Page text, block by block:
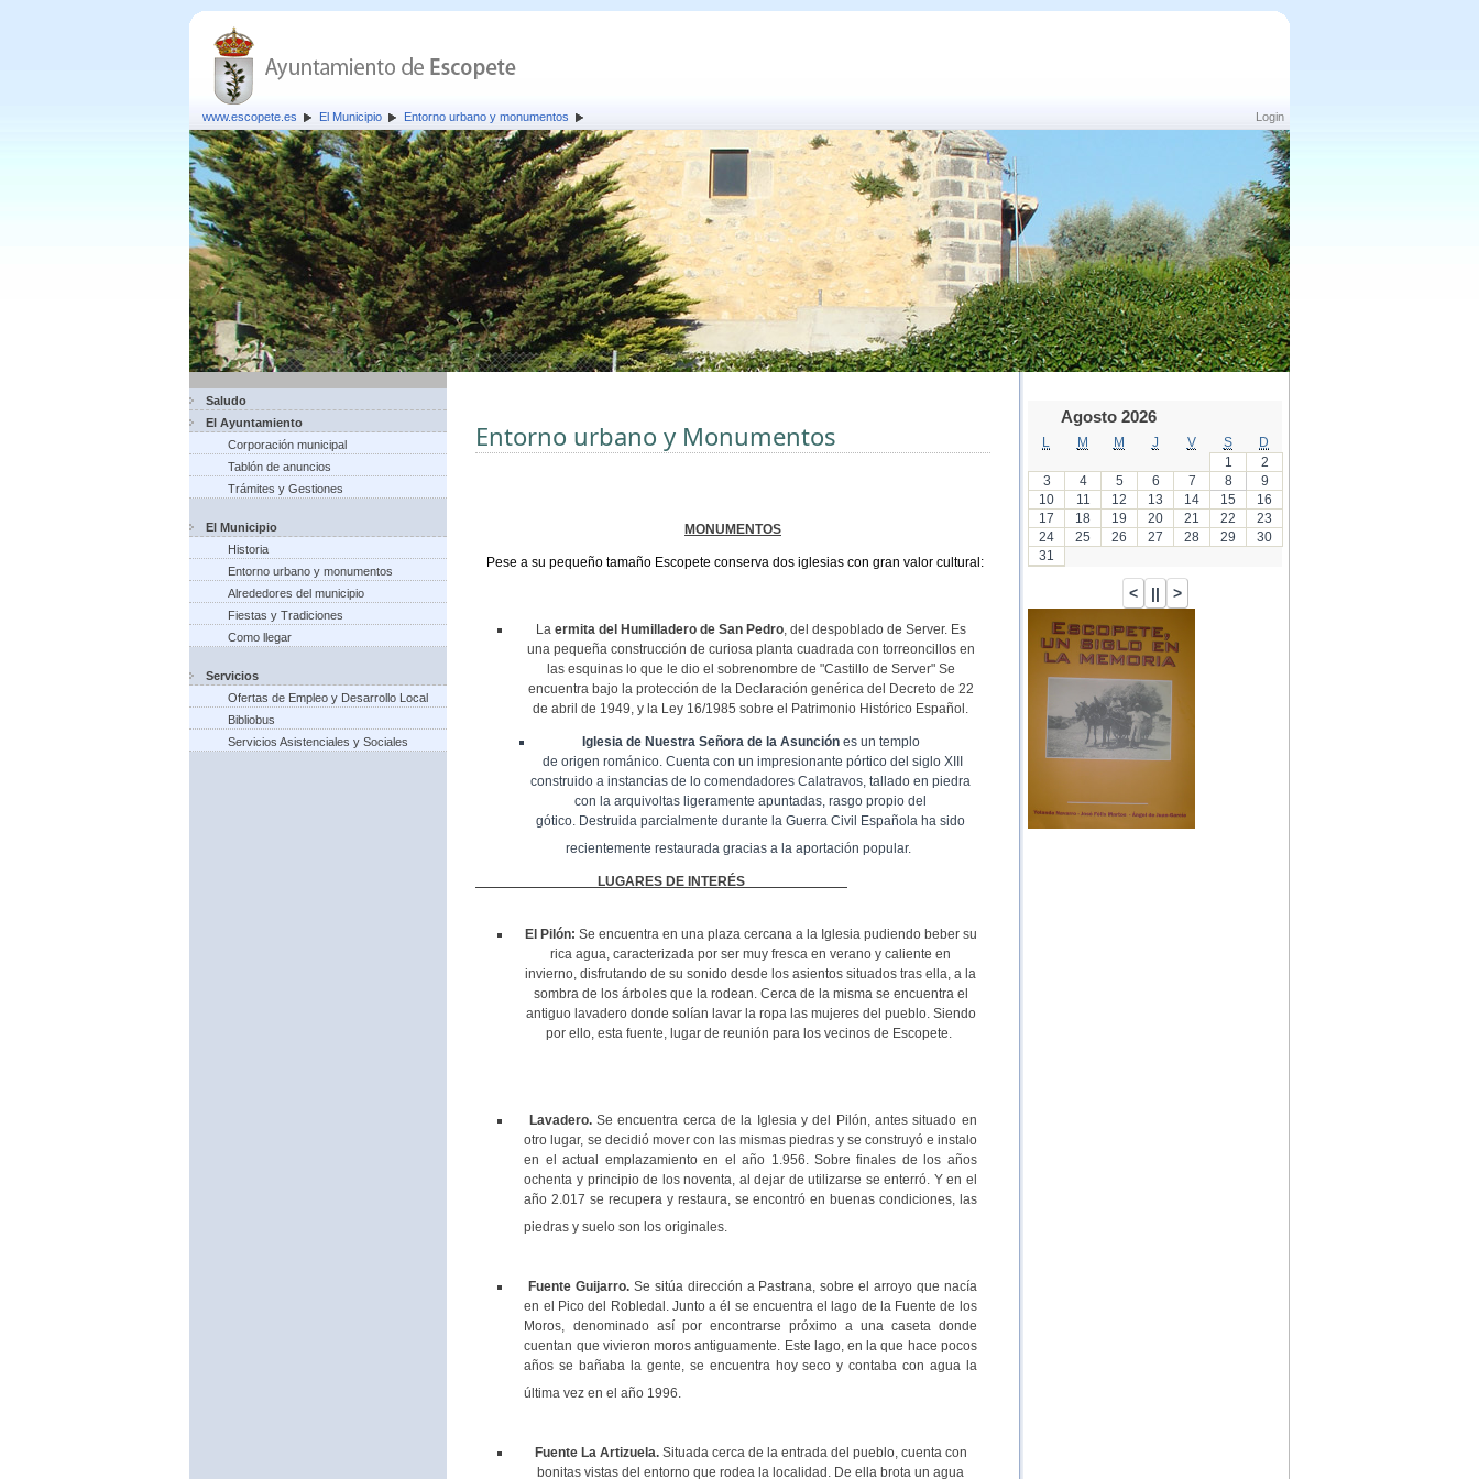
Login
www.escopete.es El Municipio Entorno urbano y monumentos
Saludo
El Ayuntamiento
Corporación municipal
Tablón de anuncios
Trámites y Gestiones
El Municipio
Historia
Entorno urbano y monumentos
Alrededores del municipio
Fiestas y Tradiciones
Como llegar
Servicios
Ofertas de Empleo y Desarrollo Local
Bibliobus
Servicios Asistenciales y Sociales
Entorno urbano y Monumentos
MONUMENTOS
Pese a su pequeño tamaño Escopete conserva dos iglesias con gran valor cultural:
La ermita del Humilladero de San Pedro, del despoblado de Server. Es
una pequeña construcción de curiosa planta cuadrada con torreoncillos en
las esquinas lo que le dio el sobrenombre de "Castillo de Server" Se
encuentra bajo la protección de la Declaración genérica del Decreto de 22
de abril de 1949, y la Ley 16/1985 sobre el Patrimonio Histórico Español.
Iglesia de Nuestra Señora de la Asunción es un templo
de origen románico. Cuenta con un impresionante pórtico del siglo XIII
construido a instancias de lo comendadores Calatravos, tallado en piedra
con la arquivoltas ligeramente apuntadas, rasgo propio del
gótico. Destruida parcialmente durante la Guerra Civil Española ha sido
recientemente restaurada gracias a la aportación popular.
LUGARES DE INTERÉS
El Pilón: Se encuentra en una plaza cercana a la Iglesia pudiendo beber su
rica agua, caracterizada por ser muy fresca en verano y caliente en
invierno, disfrutando de su sonido desde los asientos situados tras ella, a la
sombra de los árboles que la rodean. Cerca de la misma se encuentra el
antiguo lavadero donde solían lavar la ropa las mujeres del pueblo. Siendo
por ello, esta fuente, lugar de reunión para los vecinos de Escopete.
Lavadero.Se encuentra cerca de la Iglesia y del Pilón, antes situado en
otro lugar, se decidió mover con las mismas piedras y se construyó e instalo
en el actual emplazamiento en el año 1.956. Sobre finales de los años
ochenta y principio de los noventa, al dejar de utilizarse se enterró. Y en el
año 2.017 se recupera y restaura, se encontró en buenas condiciones, las
piedras y suelo son los originales.
Fuente Guijarro. Se sitúa dirección a Pastrana, sobre el arroyo que nacía
en el Pico del Robledal. Junto a él se encuentra el lago de la Fuente de los
Moros, denominado así por encontrarse próximo a una caseta donde
cuentan que vivieron moros antiguamente. Este lago, en la que hace pocos
años se bañaba la gente, se encuentra hoy seco y contaba con agua la
última vez en el año 1996.
Fuente La Artizuela.Situada cerca de la entrada del pueblo, cuenta con
bonitas vistas del entorno que rodea la localidad. De ella brota un agua
Agosto 2026
M M J V S
D
1
2
3
4 5 6 7 8
9
10
11 12 13 14 15
16
17
18 19 20 21 22
23
24
25 26 27 28 29
30
31